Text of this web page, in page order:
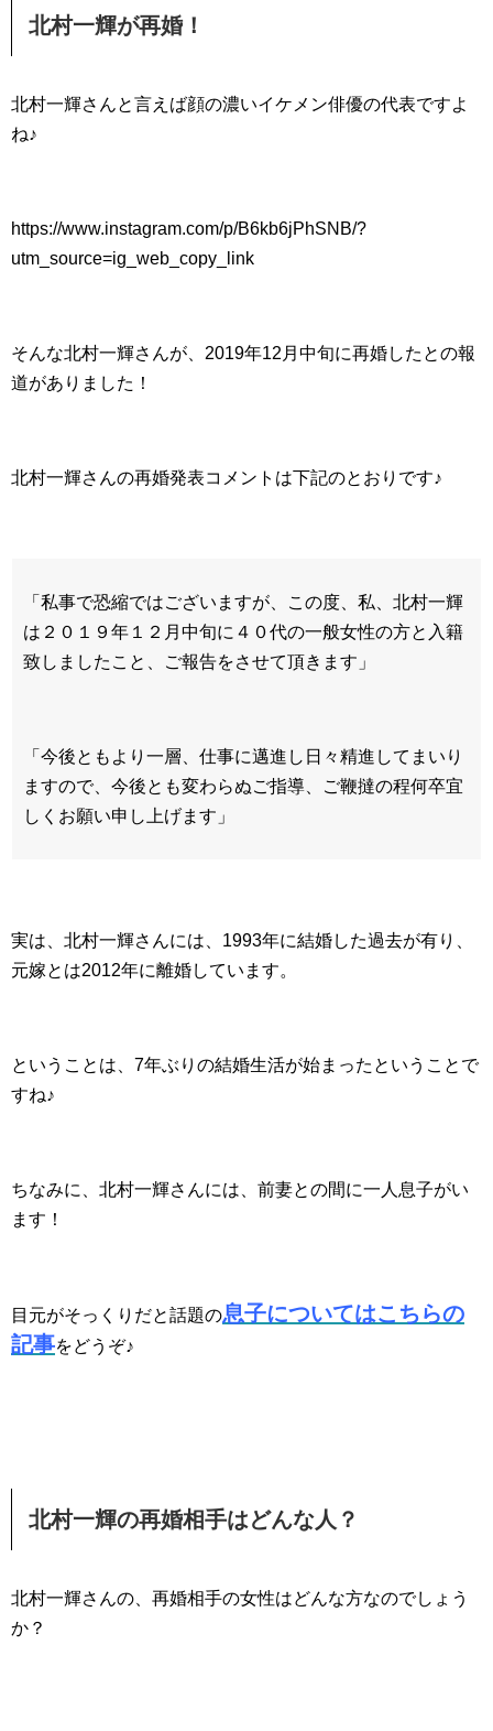
北村一輝が再婚！
北村一輝さんと言えば顔の濃いイケメン俳優の代表ですよ
ね♪
https://www.instagram.com/p/B6kb6jPhSNB/?
utm_source=ig_web_copy_link
そんな北村一輝さんが、2019年12月中旬に再婚したとの報
道がありました！
北村一輝さんの再婚発表コメントは下記のとおりです♪
「私事で恐縮ではございますが、この度、私、北村一輝
は２０１９年１２月中旬に４０代の一般女性の方と入籍
致しましたこと、ご報告をさせて頂きます」
「今後ともより一層、仕事に邁進し日々精進してまいり
ますので、今後とも変わらぬご指導、ご鞭撻の程何卒宜
しくお願い申し上げます」
実は、北村一輝さんには、1993年に結婚した過去が有り、
元嫁とは2012年に離婚しています。
ということは、7年ぶりの結婚生活が始まったということで
すね♪
ちなみに、北村一輝さんには、前妻との間に一人息子がい
ます！
目元がそっくりだと話題の息子についてはこちらの
記事をどうぞ♪
北村一輝の再婚相手はどんな人？
北村一輝さんの、再婚相手の女性はどんな方なのでしょう
か？